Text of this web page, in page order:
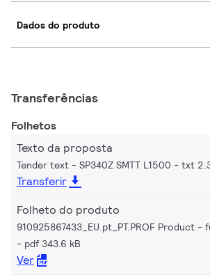
Dados do produto
Transferências
Folhetos
Texto da proposta
Tender text - SP340Z SMTT L1500 txt
Transferir
Folheto do produto
910925867433_EU.pt_PT.PROF Product -
pdf 343.6 kB
Ver